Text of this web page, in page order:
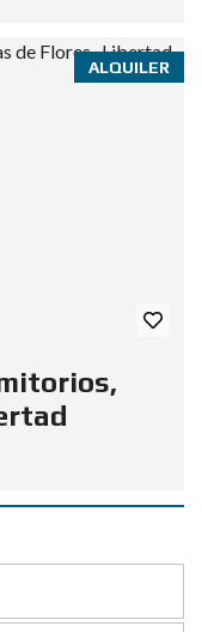
ALQUILER